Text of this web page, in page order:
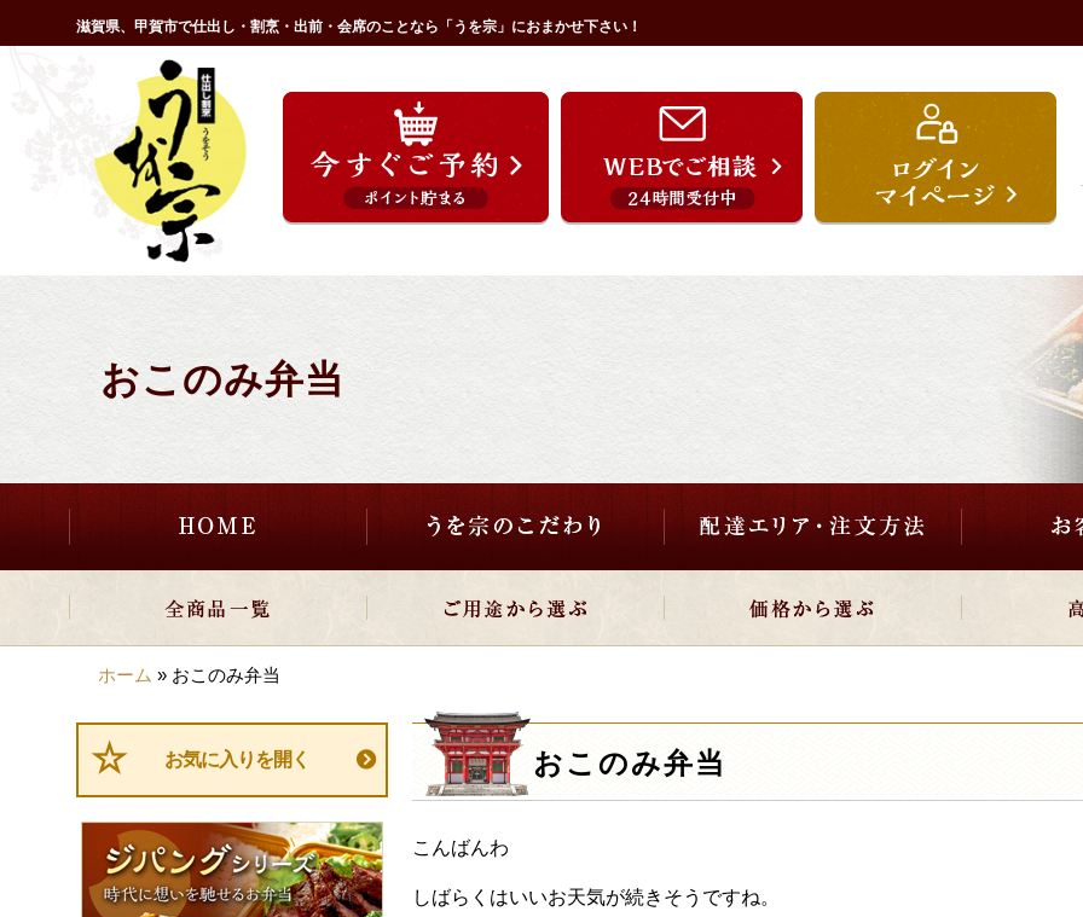
ン
滋賀県、甲賀市で仕出し・割烹・出前・会席のことなら「うを宗」におまかせ下さい！
おこのみ弁当
HOME うを宗のこだわり 配達エリア・注文方法
ご用途から選ぶ 価格から選ぶ
ホーム » おこのみ弁当
おこのみ弁当
こんばんわ
しばらくはいいお天気が続きそうですね。
お気に入りを開く
ジ
ン
グ